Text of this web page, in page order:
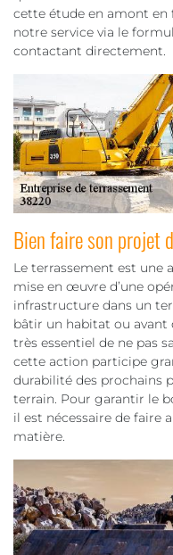
cette étude en amont en
notre service via le
contactant directement.
Bien faire son projet
Le terrassement est une
mise en œuvre d’une
infrastructure dans un
bâtir un habitat ou avant
très essentiel de ne pas
cette action participe
durabilité des prochains
terrain. Pour garantir le
il est nécessaire de faire
matière.